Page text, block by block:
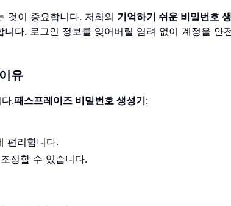
것이 중요합니다. 저희의 기억하기 쉬운 비밀번호
다. 로그인 정보를 잊어버릴 염려 없이 계정을 안
유
.패스프레이즈 비밀번호 생성기:
편리합니다.
정할 수 있습니다.